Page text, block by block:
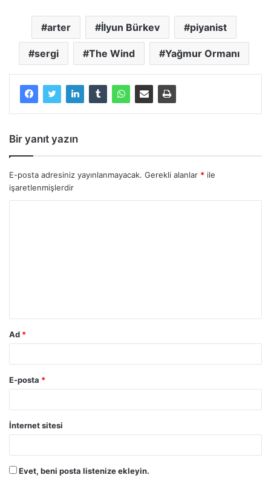
arter İlyun Bürkev piyanist
sergi The Wind Yağmur Ormanı
Bir yanıt yazın
E-posta adresiniz yayınlanmayacak. Gerekli alanlar * ile
işaretlenmişlerdir
Ad *
E-posta *
İnternet sitesi
Evet, beni posta listenize ekleyin.